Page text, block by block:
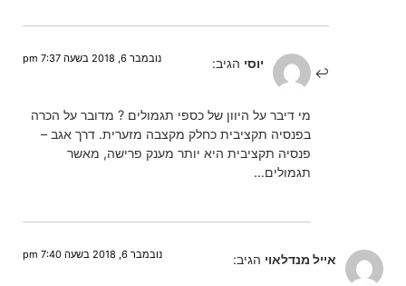
יוסי הגיב: נובמבר 6, 2018 בשעה 7:37 pm
מי דיבר על היוון של כספי תגמולים ? מדובר על הכרה
בפנסיה תקציבית כחלק מקצבה מזערית. דרך אגב –
פנסיה תקציבית היא יותר מענק פרישה, מאשר
תגמולים…
אייל מנדלאוי הגיב: נובמבר 6, 2018 בשעה 7:40 pm